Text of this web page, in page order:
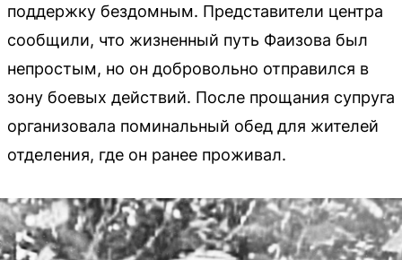
поддержку бездомным. Представители центра
сообщили, что жизненный путь Фаизова был
непростым, но он добровольно отправился в
зону боевых действий. После прощания супруга
организовала поминальный обед для жителей
отделения, где он ранее проживал.